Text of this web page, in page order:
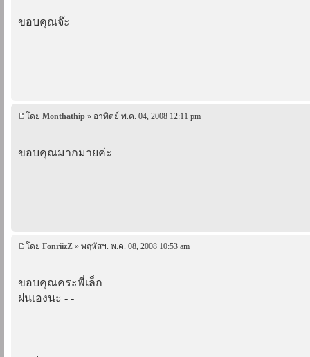
ขอบคุณจ๊ะ
โดย Monthathip » อาทิตย์ พ.ค. 04, 2008 12:11 pm
ขอบคุณมากมายค่ะ
โดย FonriizZ » พฤหัสฯ. พ.ค. 08, 2008 10:53 am
ขอบคุณคระพี่เล็ก
ฝนเองนะ - -